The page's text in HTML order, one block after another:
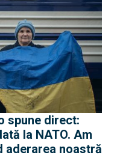
spune direct:
la NATO. Am
aderarea noastră